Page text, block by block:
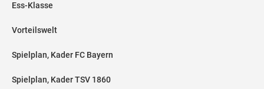
Ess-Klasse
Vorteilswelt
Spielplan, Kader FC Bayern
Spielplan, Kader TSV 1860